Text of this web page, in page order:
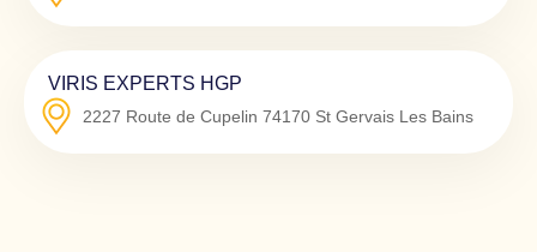
VIRIS EXPERTS HGP
2227 Route de Cupelin 74170 St Gervais Les Bains